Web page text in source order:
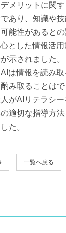
メリットに関
あり、知識や
能性があると
とした情報活
示されました。
は情報を読み取
み取ることは
がAIリテラシ
適切な指導方
た。
一覧へ戻る